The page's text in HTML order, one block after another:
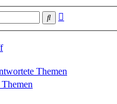
Suche
Themen